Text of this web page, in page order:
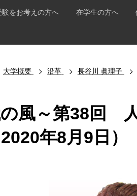
験をお考えの方へ 在学生の方へ
大学概要 沿革 長谷川 眞理子
風～第38回
年8月9日）